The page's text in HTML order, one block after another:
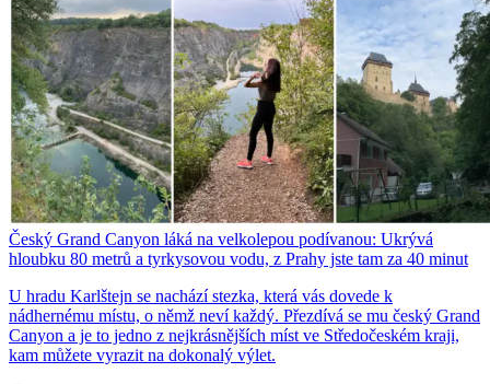
Český Grand Canyon láká na velkolepou podívanou: Ukrývá
hloubku 80 metrů a tyrkysovou vodu, z Prahy jste tam za 40 minut
U hradu Karlštejn se nachází stezka, která vás dovede k
nádhernému místu, o němž neví každý. Přezdívá se mu český Grand
Canyon a je to jedno z nejkrásnějších míst ve Středočeském kraji,
kam můžete vyrazit na dokonalý výlet.